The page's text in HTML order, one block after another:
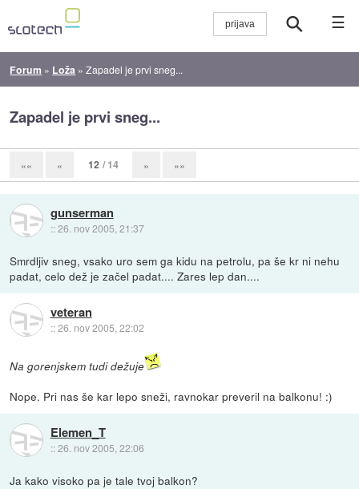
☰
Forum » Loža »Zapadel je prvi sneg...
Zapadel je prvi sneg...
«« « 12 / 14 » »»
gunserman
::26. nov 2005, 21:37
Smrdljiv sneg, vsako uro sem ga kidu na petrolu, pa še kr ni nehu
padat, celo dež je začel padat.... Zares lep dan....
veteran
::26. nov 2005, 22:02
Na gorenjskem tudi dežuje
Nope. Pri nas še kar lepo sneži, ravnokar preveril na balkonu! :)
Elemen_T
::26. nov 2005, 22:06
Ja kako visoko pa je tale tvoj balkon?